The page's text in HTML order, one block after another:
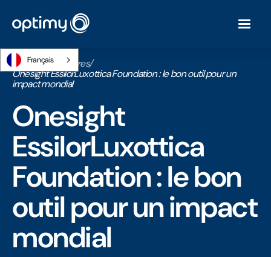
Français
Accueil/Webinaires/
Onesight EssilorLuxottica Foundation : le bon outil pour un
impact mondial
Onesight
EssilorLuxottica
Foundation : le bon
outil pour un impact
mondial